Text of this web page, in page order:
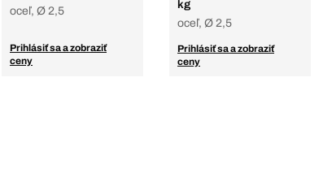
oceľ, Ø 2,5
Prihlásiť sa a zobraziť
ceny
kg
oceľ, Ø 2,5
Prihlásiť sa a zobraziť
ceny